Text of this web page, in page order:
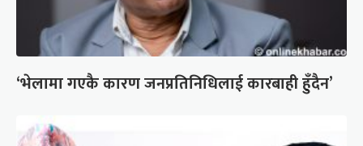
‘भेलामा गएकै कारण जनप्रतिनिधिलाई कारबाही हुँदैन’